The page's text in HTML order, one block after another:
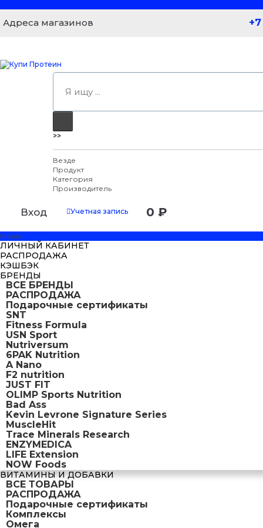
Адреса магазинов
>>
Везде
Продукт
Категория
Производитель
Вход Учетная запись 0 ₽
Меню
ЛИЧНЫЙ КАБИНЕТ
РАСПРОДАЖА
КЭШБЭК
БРЕНДЫ
ВСЕ БРЕНДЫ
РАСПРОДАЖА
Подарочные сертификаты
SNT
Fitness Formula
USN Sport
Nutriversum
6PAK Nutrition
A Nano
F2 nutrition
JUST FIT
OLIMP Sports Nutrition
Bad Ass
Kevin Levrone Signature Series
MuscleHit
Trace Minerals Research
ENZYMEDICA
LIFE Extension
NOW Foods
ВИТАМИНЫ И ДОБАВКИ
ВСЕ ТОВАРЫ
РАСПРОДАЖА
Подарочные сертификаты
Комплексы
Омега